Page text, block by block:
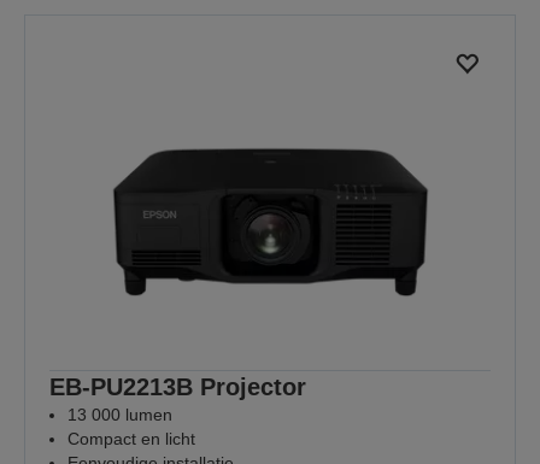
EB-PU2213B Projector
13 000 lumen
Compact en licht